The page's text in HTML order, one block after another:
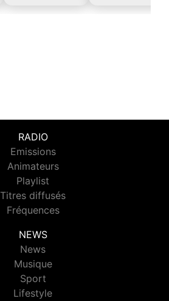
RADIO
Emissions
Animateurs
Playlist
Titres diffusés
Fréquences
NEWS
News
Musique
Sport
Lifestyle